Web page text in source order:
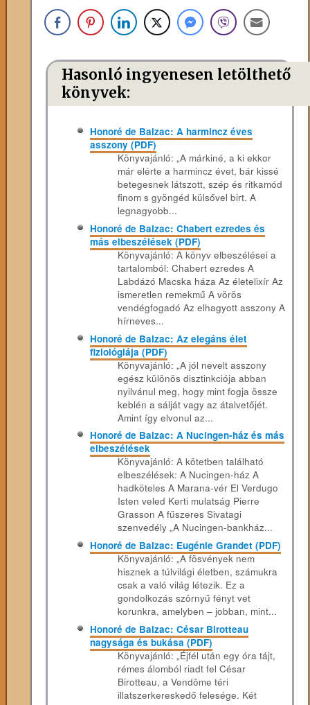
Hasonló ingyenesen letölthető
könyvek:
Honoré de Balzac: A harmincz éves
asszony (PDF)
Könyvajánló: „A márkiné, a ki ekkor
már elérte a harmincz évet, bár kissé
betegesnek látszott, szép és ritkamód
finom s gyöngéd külsővel birt. A
legnagyobb...
Honoré de Balzac: Chabert ezredes és
más elbeszélések (PDF)
Könyvajánló: A könyv elbeszélései a
tartalomból: Chabert ezredes A
Labdázó Macska háza Az életelixír Az
ismeretlen remekmű A vörös
vendégfogadó Az elhagyott asszony A
hírneves...
Honoré de Balzac: Az elegáns élet
fiziológiája (PDF)
Könyvajánló: „A jól nevelt asszony
egész különös disztinkciója abban
nyilvánul meg, hogy mint fogja össze
keblén a sálját vagy az átalvetőjét.
Amint így elvonul az...
Honoré de Balzac: A Nucingen-ház és más
elbeszélések
Könyvajánló: A kötetben található
elbeszélések: A Nucingen-ház A
hadköteles A Marana-vér El Verdugo
Isten veled Kerti mulatság Pierre
Grasson A fűszeres Sivatagi
szenvedély „A Nucingen-bankház...
Honoré de Balzac: Eugénie Grandet (PDF)
Könyvajánló: „A fösvények nem
hisznek a túlvilági életben, számukra
csak a való világ létezik. Ez a
gondolkozás szörnyű fényt vet
korunkra, amelyben – jobban, mint...
Honoré de Balzac: César Birotteau
nagysága és bukása (PDF)
Könyvajánló: „Éjfél után egy óra tájt,
rémes álomból riadt fel César
Birotteau, a Vendôme téri
illatszerkereskedő felesége. Két